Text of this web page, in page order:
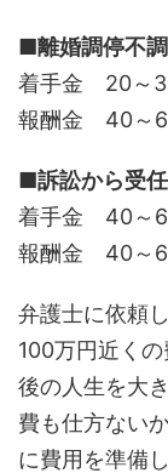
■離婚調停不
着手金 20～
報酬金 40～
■訴訟から受任
着手金 40～
報酬金 40～
弁護士に依頼
100万円近く
後の人生を大
費も仕方ない
に費用を準備